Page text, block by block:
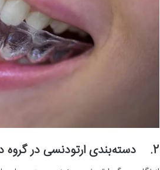
2. دسته‌بندی ارتودنسی در گروه درمان‌های زیبایی